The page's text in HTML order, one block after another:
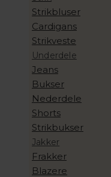
Strikbluser
Cardigans
Strikveste
Underdele
Jeans
Bukser
Nederdele
Shorts
Strikbukser
Jakker
Frakker
Blazere